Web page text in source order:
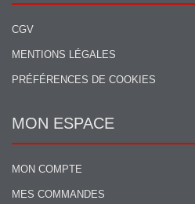
CGV
MENTIONS LÉGALES
PRÉFÉRENCES DE COOKIES
MON ESPACE
MON COMPTE
MES COMMANDES